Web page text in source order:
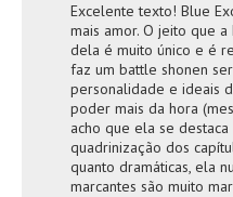
Excelente texto! Blue
mais amor. O jeito que
dela é muito único e é
faz um battle shonen
personalidade e ideais
poder mais da hora
acho que ela se
quadrinização dos
quanto dramáticas, ela
marcantes são muito